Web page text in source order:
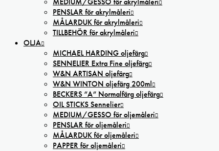
PENSLAR för akrylmåleri
MÅLARDUK för akrylmåleri
TILLBEHÖR för akrylmåleri
OLJA
MICHAEL HARDING oljefärg
SENNELIER Extra Fine oljefärg
W&N ARTISAN oljefärg
W&N WINTON oljefärg 200ml
BECKERS ”A” Normalfärg oljefärg
OIL STICKS Sennelier
MEDIUM/GESSO för oljemåleri
PENSLAR för oljemåleri
MÅLARDUK för oljemåleri
PAPPER för oljemåleri